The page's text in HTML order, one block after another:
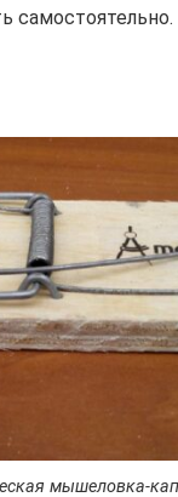
самостоятельно.
мышеловка-